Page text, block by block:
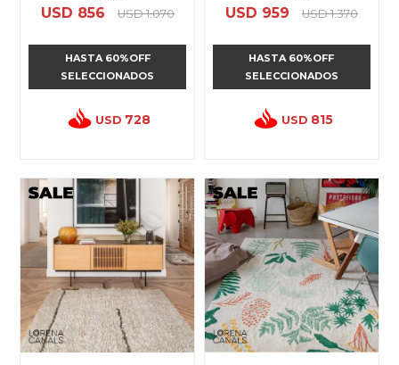
USD 856 USD 1.070
HASTA 60%OFF
SELECCIONADOS
USD 728
USD 959 USD 1.370
HASTA 60%OFF
SELECCIONADOS
USD 815